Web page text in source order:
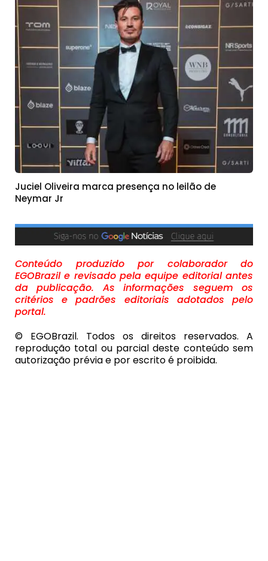
Juciel Oliveira marca presença no leilão de
Neymar Jr
Conteúdo produzido por colaborador do
EGOBrazil e revisado pela equipe editorial antes
da publicação. As informações seguem os
critérios e padrões editoriais adotados pelo
portal.
© EGOBrazil. Todos os direitos reservados. A
reprodução total ou parcial deste conteúdo sem
autorização prévia e por escrito é proibida.